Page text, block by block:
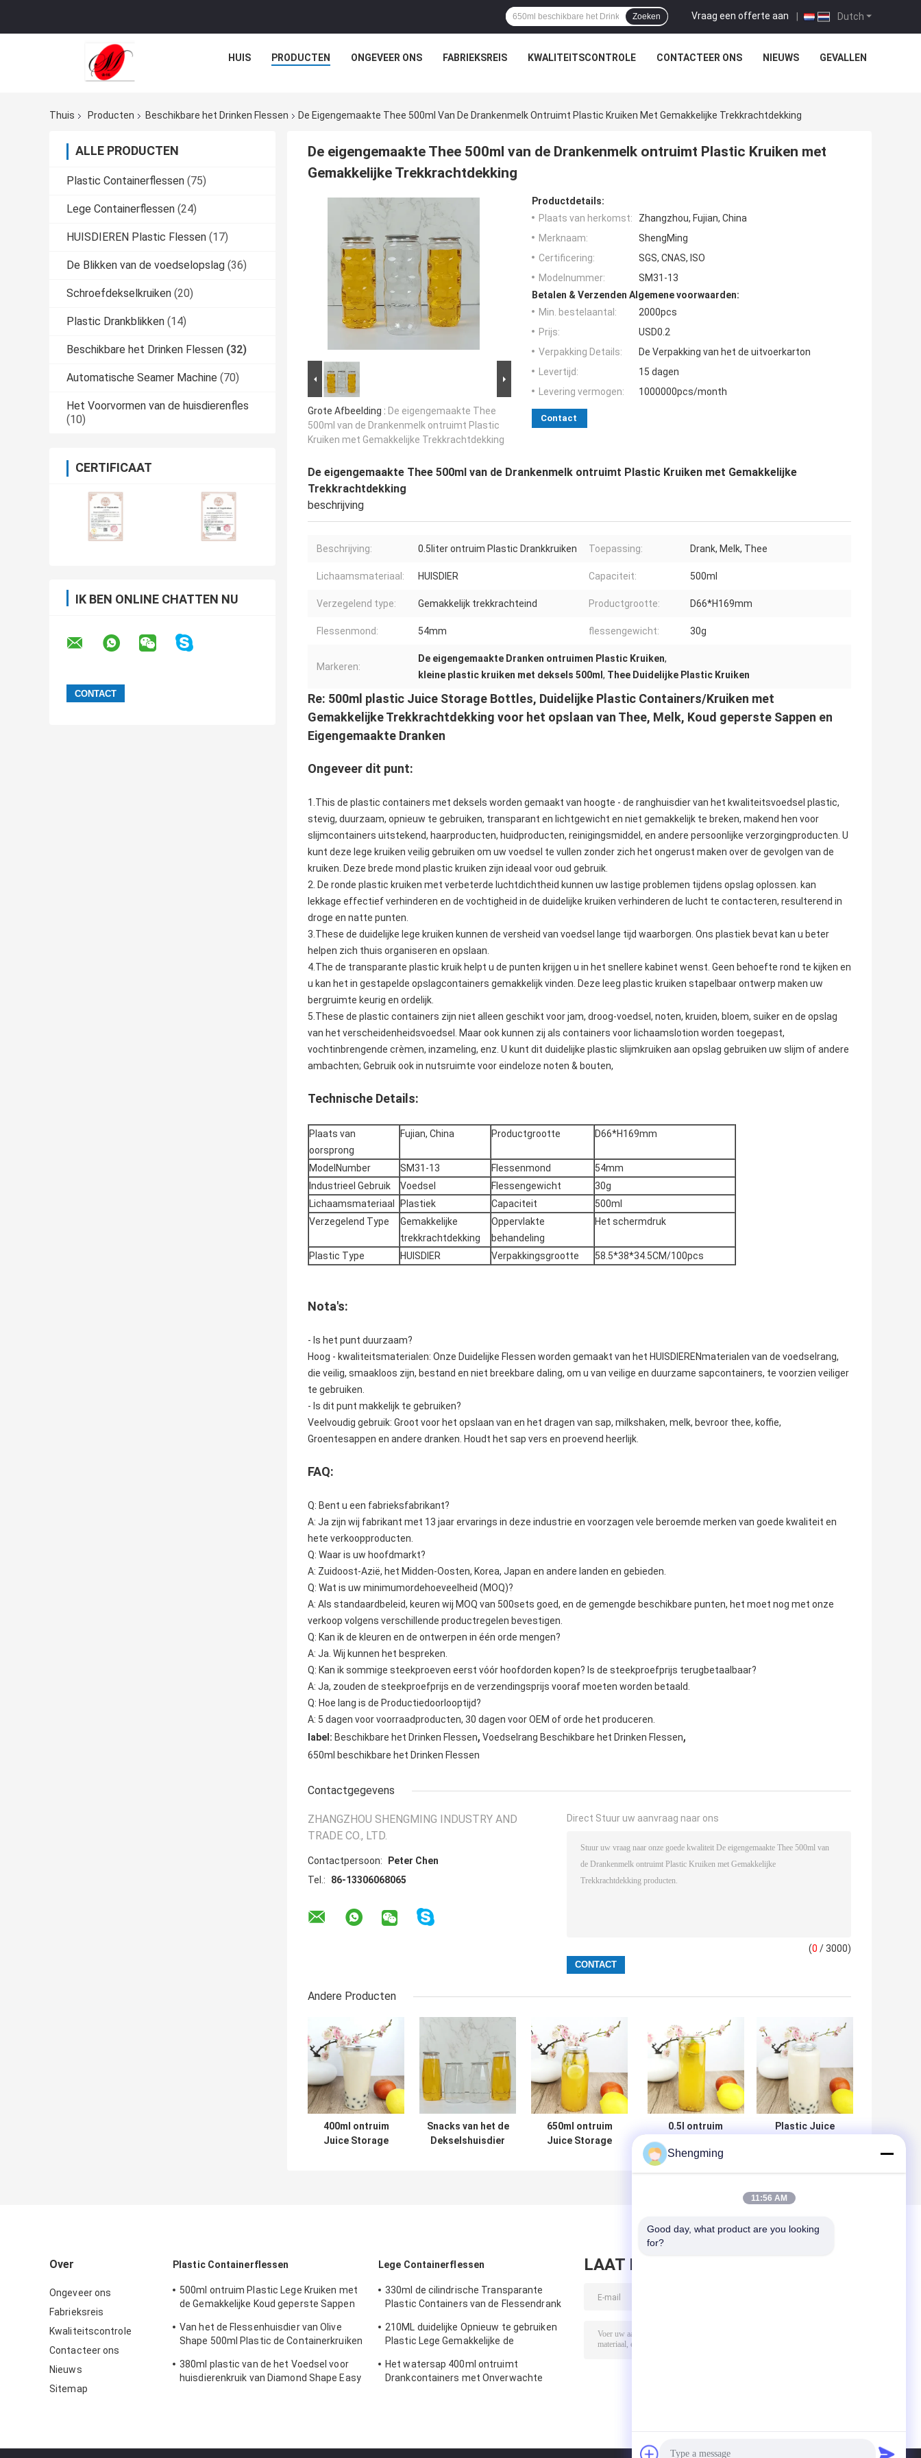
Dutch
Vraag een offerte aan |
Zoeken
HUIS PRODUCTEN ONGEVEER ONS FABRIEKSREIS KWALITEITSCONTROLE CONTACTEER ONS NIEUWS GEVALLEN
Thuis Producten Beschikbare het Drinken Flessen De Eigengemaakte Thee 500ml Van De Drankenmelk Ontruimt Plastic Kruiken Met Gemakkelijke Trekkrachtdekking
ALLE PRODUCTEN
Plastic Containerflessen (75)
Lege Containerflessen (24)
HUISDIEREN Plastic Flessen (17)
De Blikken van de voedselopslag (36)
Schroefdekselkruiken (20)
Plastic Drankblikken (14)
Beschikbare het Drinken Flessen (32)
Automatische Seamer Machine (70)
Het Voorvormen van de huisdierenfles
(10)
CERTIFICAAT
IK BEN ONLINE CHATTEN NU
De eigengemaakte Thee 500ml van de Drankenmelk ontruimt Plastic Kruiken met
Gemakkelijke Trekkrachtdekking
Grote Afbeelding : De eigengemaakte Thee
500ml van de Drankenmelk ontruimt Plastic
Kruiken met Gemakkelijke Trekkrachtdekking
Productdetails:
Plaats van herkomst:
Zhangzhou, Fujian, China
Merknaam:
ShengMing
Certificering:
SGS, CNAS, ISO
Modelnummer:
SM31-13
Betalen & Verzenden Algemene voorwaarden:
Min. bestelaantal:
2000pcs
Prijs:
USD0.2
Verpakking Details:
De Verpakking van het de uitvoerkarton
Levertijd:
15 dagen
Levering vermogen:
1000000pcs/month
Contact
De eigengemaakte Thee 500ml van de Drankenmelk ontruimt Plastic Kruiken met Gemakkelijke
Trekkrachtdekking
beschrijving
Beschrijving: 0.5liter ontruim Plastic Drankkruiken Toepassing: Drank, Melk, Thee
Lichaamsmateriaal: HUISDIER Capaciteit: 500ml
Verzegelend type: Gemakkelijk trekkrachteind Productgrootte: D66*H169mm
Flessenmond: 54mm flessengewicht: 30g
Markeren:
De eigengemaakte Dranken ontruimen Plastic Kruiken,
kleine plastic kruiken met deksels 500ml , Thee Duidelijke Plastic Kruiken
Re: 500ml plastic Juice Storage Bottles, Duidelijke Plastic Containers/Kruiken met
Gemakkelijke Trekkrachtdekking voor het opslaan van Thee, Melk, Koud geperste Sappen en
Eigengemaakte Dranken
Ongeveer dit punt:
1.This de plastic containers met deksels worden gemaakt van hoogte - de ranghuisdier van het kwaliteitsvoedsel plastic,
stevig, duurzaam, opnieuw te gebruiken, transparant en lichtgewicht en niet gemakkelijk te breken, makend hen voor
slijmcontainers uitstekend, haarproducten, huidproducten, reinigingsmiddel, en andere persoonlijke verzorgingproducten. U
kunt deze lege kruiken veilig gebruiken om uw voedsel te vullen zonder zich het ongerust maken over de gevolgen van de
kruiken. Deze brede mond plastic kruiken zijn ideaal voor oud gebruik.
2. De ronde plastic kruiken met verbeterde luchtdichtheid kunnen uw lastige problemen tijdens opslag oplossen. kan
lekkage effectief verhinderen en de vochtigheid in de duidelijke kruiken verhinderen de lucht te contacteren, resulterend in
droge en natte punten.
3.These de duidelijke lege kruiken kunnen de versheid van voedsel lange tijd waarborgen. Ons plastiek bevat kan u beter
helpen zich thuis organiseren en opslaan.
4.The de transparante plastic kruik helpt u de punten krijgen u in het snellere kabinet wenst. Geen behoefte rond te kijken en
u kan het in gestapelde opslagcontainers gemakkelijk vinden. Deze leeg plastic kruiken stapelbaar ontwerp maken uw
bergruimte keurig en ordelijk.
5.These de plastic containers zijn niet alleen geschikt voor jam, droog-voedsel, noten, kruiden, bloem, suiker en de opslag
van het verscheidenheidsvoedsel. Maar ook kunnen zij als containers voor lichaamslotion worden toegepast,
vochtinbrengende crèmen, inzameling, enz. U kunt dit duidelijke plastic slijmkruiken aan opslag gebruiken uw slijm of andere
ambachten; Gebruik ook in nutsruimte voor eindeloze noten & bouten,
Technische Details:
Plaats van
oorsprong
Fujian, China Productgrootte D66*H169mm
ModelNumber SM31-13 Flessenmond
54mm
Industrieel Gebruik
Voedsel Flessengewicht
30g
Lichaamsmateriaal
Plastiek Capaciteit
500ml
Verzegelend Type
Gemakkelijke
trekkrachtdekking
Oppervlakte
behandeling
Het schermdruk
Plastic Type HUISDIER Verpakkingsgrootte 58.5*38*34.5CM/100pcs
Nota's:
- Is het punt duurzaam?
Hoog - kwaliteitsmaterialen: Onze Duidelijke Flessen worden gemaakt van het HUISDIERENmaterialen van de voedselrang,
die veilig, smaakloos zijn, bestand en niet breekbare daling, om u van veilige en duurzame sapcontainers, te voorzien veiliger
te gebruiken.
- Is dit punt makkelijk te gebruiken?
Veelvoudig gebruik: Groot voor het opslaan van en het dragen van sap, milkshaken, melk, bevroor thee, koffie,
Groentesappen en andere dranken. Houdt het sap vers en proevend heerlijk.
FAQ:
Q: Bent u een fabrieksfabrikant?
A: Ja zijn wij fabrikant met 13 jaar ervarings in deze industrie en voorzagen vele beroemde merken van goede kwaliteit en
hete verkoopproducten.
Q: Waar is uw hoofdmarkt?
A: Zuidoost-Azië, het Midden-Oosten, Korea, Japan en andere landen en gebieden.
Q: Wat is uw minimumordehoeveelheid (MOQ)?
A: Als standaardbeleid, keuren wij MOQ van 500sets goed, en de gemengde beschikbare punten, het moet nog met onze
verkoop volgens verschillende productregelen bevestigen.
Q: Kan ik de kleuren en de ontwerpen in één orde mengen?
A: Ja. Wij kunnen het bespreken.
Q: Kan ik sommige steekproeven eerst vóór hoofdorden kopen? Is de steekproefprijs terugbetaalbaar?
A: Ja, zouden de steekproefprijs en de verzendingsprijs vooraf moeten worden betaald.
Q: Hoe lang is de Productiedoorlooptijd?
A: 5 dagen voor voorraadproducten, 30 dagen voor OEM of orde het produceren.
label: Beschikbare het Drinken Flessen, Voedselrang Beschikbare het Drinken Flessen,
650ml beschikbare het Drinken Flessen
Contactgegevens
ZHANGZHOU SHENGMING INDUSTRY AND
TRADE CO., LTD.
Contactpersoon:
Peter Chen
Tel.:
86-13306068065
Direct Stuur uw aanvraag naar ons
(0 / 3000)
Andere Producten
400ml ontruim
Juice Storage
Snacks van het de
Dekselshuisdier
650ml ontruim
Juice Storage
0.5l ontruim
Opslagcontainers
met de Etherische
Plastic Juice
voedselrang
Over
Ongeveer ons
Fabrieksreis
Kwaliteitscontrole
Contacteer ons
Nieuws
Sitemap
Plastic Containerflessen
500ml ontruim Plastic Lege Kruiken met
de Gemakkelijke Koud geperste Sappen
Van het de Flessenhuisdier van Olive
Shape 500ml Plastic de Containerkruiken
380ml plastic van de het Voedsel voor
huisdierenkruik van Diamond Shape Easy
Lege Containerflessen
330ml de cilindrische Transparante
Plastic Containers van de Flessendrank
210ML duidelijke Opnieuw te gebruiken
Plastic Lege Gemakkelijke de
Containeraluminium
Het watersap 400ml ontruimt
Drankcontainers met Onverwachte
LAAT BERICHT ACHTER
Shengming
11:56 AM
Good day, what product are you looking
for?